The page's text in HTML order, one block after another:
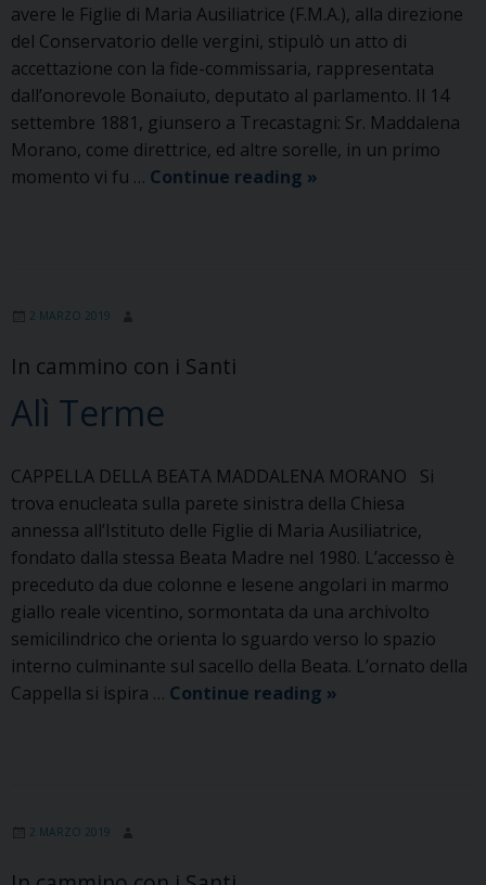
avere le Figlie di Maria Ausiliatrice (F.M.A.), alla direzione
del Conservatorio delle vergini, stipulò un atto di
accettazione con la fide-commissaria, rappresentata
dall’onorevole Bonaiuto, deputato al parlamento. Il 14
settembre 1881, giunsero a Trecastagni: Sr. Maddalena
Morano, come direttrice, ed altre sorelle, in un primo
momento vi fu … Continue reading Trecastagni
»
2 MARZO 2019
In cammino con i Santi
Alì Terme
CAPPELLA DELLA BEATA MADDALENA MORANO Si
trova enucleata sulla parete sinistra della Chiesa
annessa all’Istituto delle Figlie di Maria Ausiliatrice,
fondato dalla stessa Beata Madre nel 1980. L’accesso è
preceduto da due colonne e lesene angolari in marmo
giallo reale vicentino, sormontata da una archivolto
semicilindrico che orienta lo sguardo verso lo spazio
interno culminante sul sacello della Beata. L’ornato della
Cappella si ispira … Continue reading Alì
»
2 MARZO 2019